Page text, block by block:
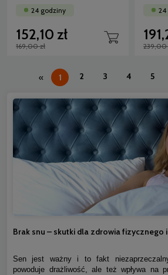
24 godziny
152,10 zł
169,00 zł
24
239,00
« 1 2 3 4 5
Brak snu – skutki dla zdrowia fizycznego
Sen jest ważny i to fakt
powoduje drażliwość, ale też wpływa na